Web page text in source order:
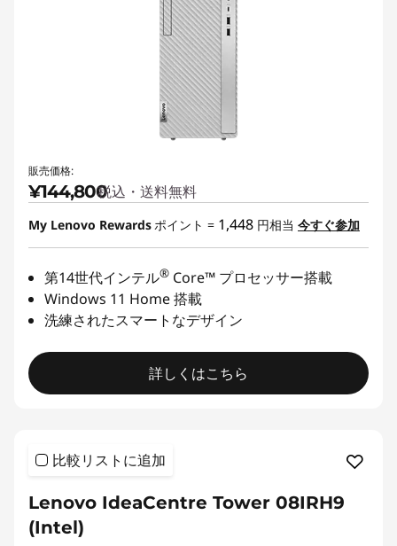
販売価格:
¥144,800税込・送料無料
My Lenovo Rewards ポイント = 1,448 円相当 今すぐ参加
第14世代インテル® Core™ プロセッサー搭載
Windows 11 Home 搭載
洗練されたスマートなデザイン
詳しくはこちら
比較リストに追加
Lenovo IdeaCentre Tower 08IRH9
(Intel)